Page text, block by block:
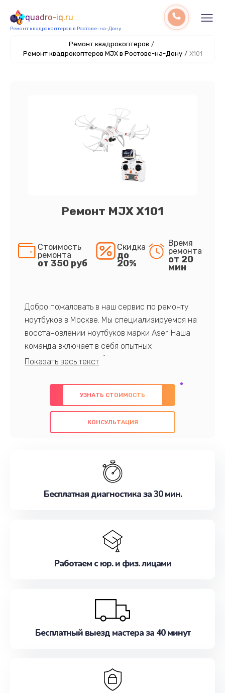
quadro-iq.ru
Ремонт квадрокоптеров в Ростове-на-Дону
Ремонт квадрокоптеров /
Ремонт квадрокоптеров MJX в Ростове-на-Дону / X101
Ремонт MJX X101
Стоимость
ремонта
от 350 руб
Скидка
до
20%
Время
ремонта
от 20
мин
Добро пожаловать в наш сервис по ремонту
ноутбуков в Москве. Мы специализируемся на
восстановлении ноутбуков марки Aser. Наша
команда включает в себя опытных
профессионалов с обширными знаниями и
предлагаем быстрый и качественный ремонт с
использованием оригинальных компонентов, а
также гарантируем качество всех
проведенных работ. Наша цель - предоставить
наилучшим образом. Не медлите записаться на
УЗНАТЬ СТОИМОСТЬ
КОНСУЛЬТАЦИЯ
Бесплатная диагностика за 30 мин.
Работаем с юр. и физ. лицами
Бесплатный выезд мастера за 40 минут